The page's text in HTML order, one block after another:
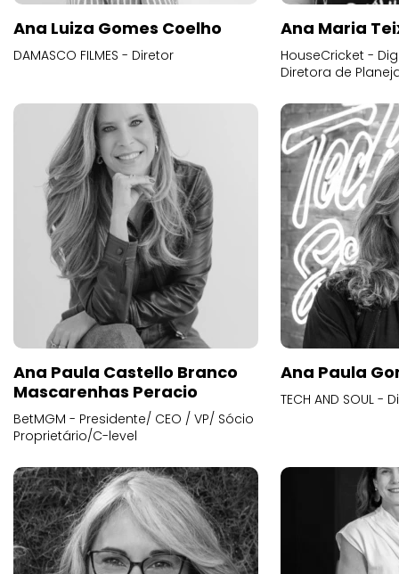
Ana Luiza Gomes Coelho
DAMASCO FILMES - Diretor
Ana Maria
HouseCricket -
Diretora de
Ana Paula Castello Branco
Mascarenhas Peracio
BetMGM - Presidente/ CEO / VP/ Sócio
Proprietário/C-level
Ana Paula
TECH AND SOUL